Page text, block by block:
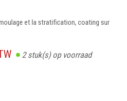
et la stratification, coating sur
2stuk(s) op voorraad